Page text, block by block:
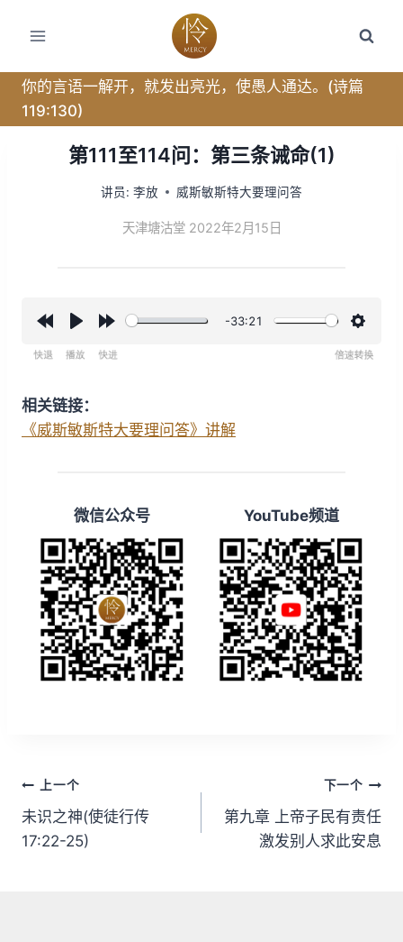
你的言语一解开，就发出亮光，使愚人通达。(诗篇
119:130)
第111至114问：第三条诫命(1)
讲员: 李放 威斯敏斯特大要理问答
天津塘沽堂 2022年2月15日
i
n
s
y
a
1
5
s
-33:21
相关链接：
《威斯敏斯特大要理问答》讲解
微信公众号 YouTube频道
文
章
导
上一个
未识之神(使徒行传
17:22-25)
下一个
第九章 上帝子民有责任
激发别人求此安息